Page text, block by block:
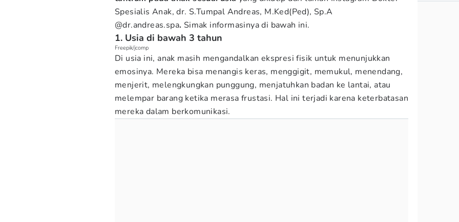
Spesialis Anak, dr. S.Tumpal Andreas, M.Ked(Ped), Sp.A
@dr.andreas.spa. Simak informasinya di bawah ini.
1. Usia di bawah 3 tahun
Freepik/jcomp
Di usia ini, anak masih mengandalkan ekspresi fisik untuk menunjukkan
emosinya. Mereka bisa menangis keras, menggigit, memukul, menendang,
menjerit, melengkungkan punggung, menjatuhkan badan ke lantai, atau
melempar barang ketika merasa frustasi. Hal ini terjadi karena keterbatasan
mereka dalam berkomunikasi.